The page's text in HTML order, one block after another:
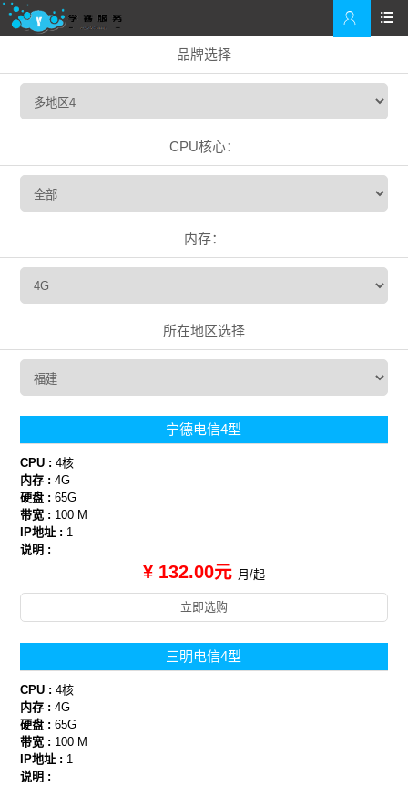


品牌选择
CPU核心：
内存：
所在地区选择
宁德电信4型
CPU :4核
内存 :4G
硬盘 :65G
带宽 : 100 M
IP地址 : 1
说明 :
¥ 132.00元 月/起
立即选购
三明电信4型
CPU :4核
内存 :4G
硬盘 :65G
带宽 : 100 M
IP地址 : 1
说明 :